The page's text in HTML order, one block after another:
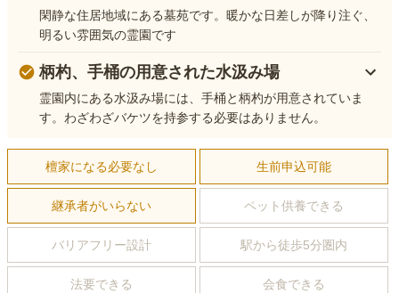
閑静な住居地域にある墓苑です。暖かな日差しが降り注ぐ、
明るい雰囲気の霊園です
柄杓、手桶の用意された水汲み場
霊園内にある水汲み場には、手桶と柄杓が用意されていま
す。わざわざバケツを持参する必要はありません。
檀家になる必要なし 生前申込可能
継承者がいらない ペット供養できる
バリアフリー設計 駅から徒歩5分圏内
法要できる 会食できる